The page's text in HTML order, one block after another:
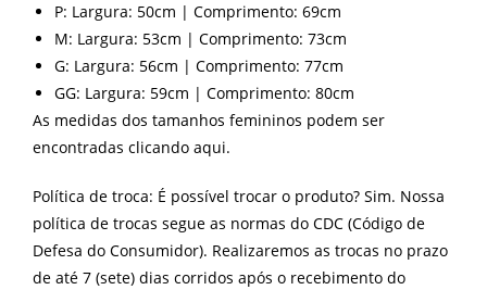
P: Largura: 50cm | Comprimento: 69cm
M: Largura: 53cm | Comprimento: 73cm
G: Largura: 56cm | Comprimento: 77cm
GG: Largura: 59cm | Comprimento: 80cm
As medidas dos tamanhos femininos podem ser
encontradas clicando aqui.
Política de troca: É possível trocar o produto? Sim. Nossa
política de trocas segue as normas do CDC (Código de
Defesa do Consumidor). Realizaremos as trocas no prazo
de até 7 (sete) dias corridos após o recebimento do